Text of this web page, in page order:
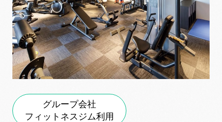
グループ会社
フィットネスジム利用